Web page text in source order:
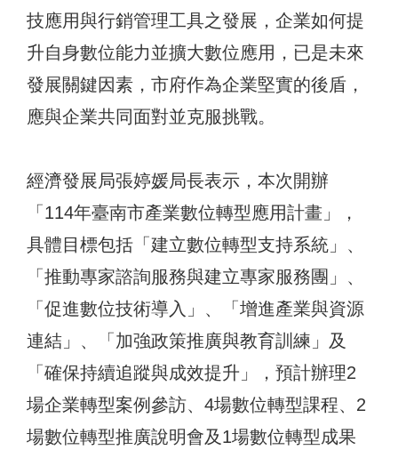
技應用與行銷管理工具之發展，企業如何提
升自身數位能力並擴大數位應用，已是未來
發展關鍵因素，市府作為企業堅實的後盾，
應與企業共同面對並克服挑戰。
經濟發展局張婷媛局長表示，本次開辦
「114年臺南市產業數位轉型應用計畫」，
具體目標包括「建立數位轉型支持系統」、
「推動專家諮詢服務與建立專家服務團」、
「促進數位技術導入」、「增進產業與資源
連結」、「加強政策推廣與教育訓練」及
「確保持續追蹤與成效提升」，預計辦理2
場企業轉型案例參訪、4場數位轉型課程、2
場數位轉型推廣說明會及1場數位轉型成果